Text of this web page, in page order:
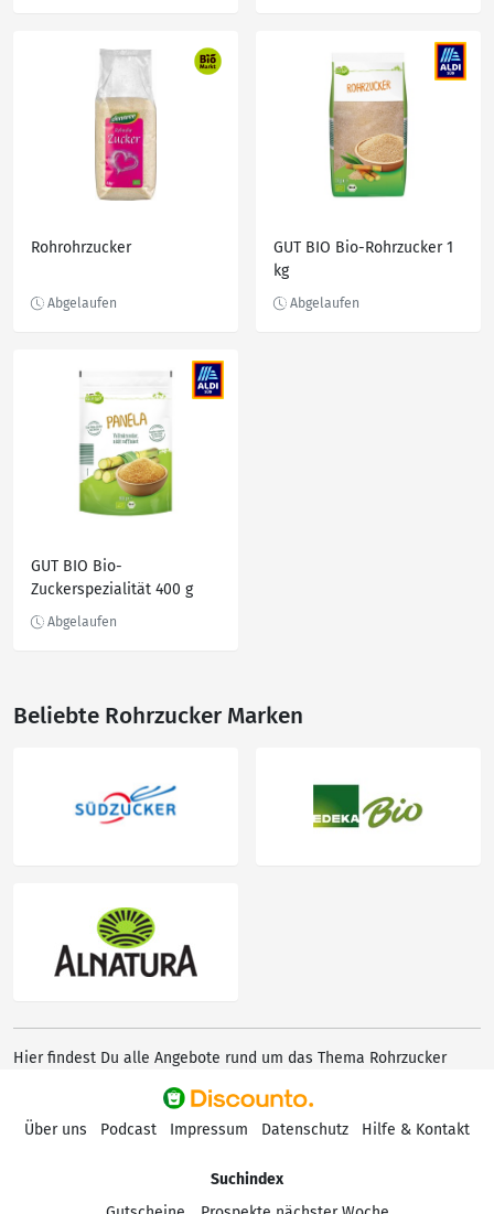
Rohrohrzucker
GUT BIO Bio-Rohrzucker 1
kg
GUT BIO Bio-
Zuckerspezialität 400 g
Beliebte Rohrzucker Marken
Hier findest Du alle Angebote rund um das Thema Rohrzucker
Über uns Podcast Impressum Datenschutz Hilfe & Kontakt
Suchindex